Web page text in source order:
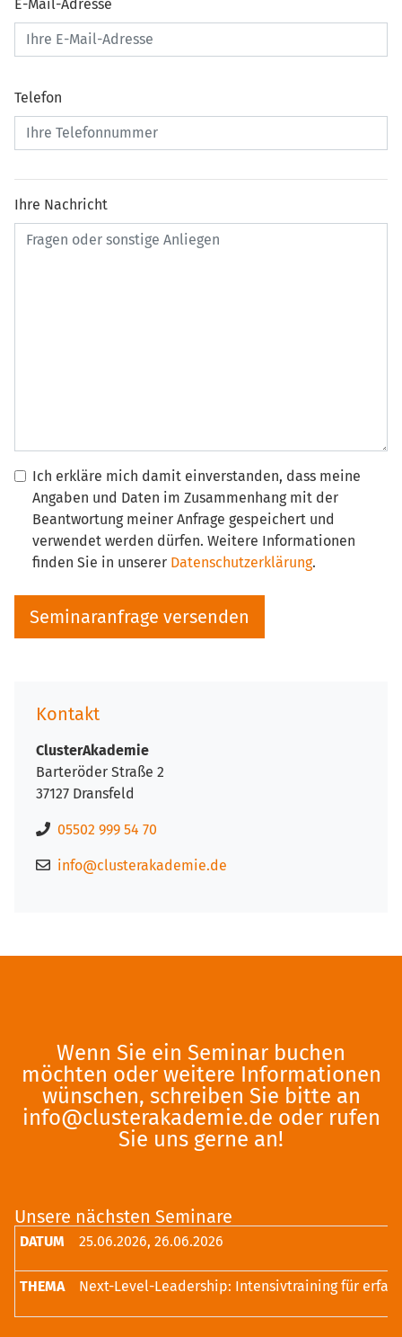
E-Mail-Adresse
Telefon
Ihre Nachricht
Ich erkläre mich damit einverstanden, dass meine
Angaben und Daten im Zusammenhang mit der
Beantwortung meiner Anfrage gespeichert und
verwendet werden dürfen. Weitere Informationen
finden Sie in unserer Datenschutzerklärung.
Kontakt
ClusterAkademie
Barteröder Straße 2
37127 Dransfeld
05502 999 54 70
info@clusterakademie.de
Wenn Sie ein Seminar buchen
möchten oder weitere Informationen
wünschen, schreiben Sie bitte an
info@clusterakademie.de oder rufen
Sie uns gerne an!
Unsere nächsten Seminare
25.06.2026, 26.06.2026